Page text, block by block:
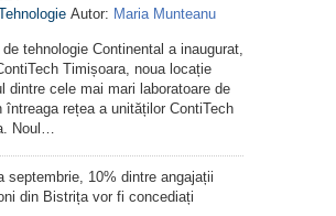
Autor: Maria Munteanu
tehnologie Continental a inaugurat,
Timișoara, noua locație
dintre cele mai mari laboratoare de
întreaga rețea a unităților ContiTech
Noul…